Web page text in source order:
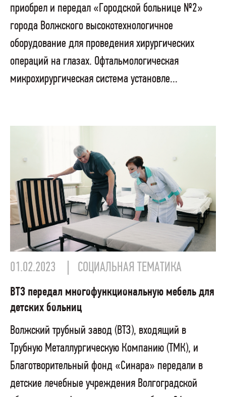
приобрел и передал «Городской больнице №2»
города Волжского высокотехнологичное
оборудование для проведения хирургических
операций на глазах. Офтальмологическая
микрохирургическая система установле...
01.02.2023 СОЦИАЛЬНАЯ ТЕМАТИКА
ВТЗ передал многофункциональную мебель для
детских больниц
Волжский трубный завод (ВТЗ), входящий в
Трубную Металлургическую Компанию (ТМК), и
Благотворительный фонд «Синара» передали в
детские лечебные учреждения Волгоградской